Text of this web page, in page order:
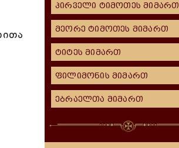
პირველი ტიმოთეს მიმართ
მეორე ტიმოთეს მიმართ
ტიტეს მიმართ
ფილიმონის მიმართ
ებრაელთა მიმართ